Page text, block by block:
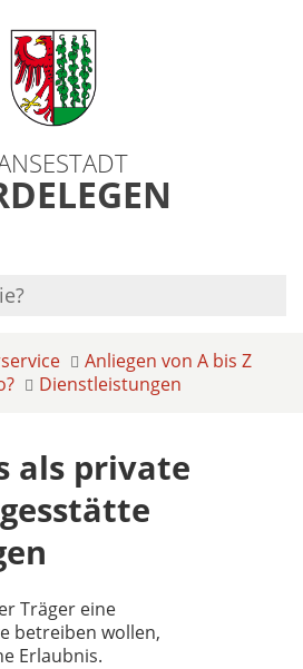
Anliegen von A bis Z
Dienstleistungen
als private
Träger eine
betreiben wollen,
Erlaubnis.